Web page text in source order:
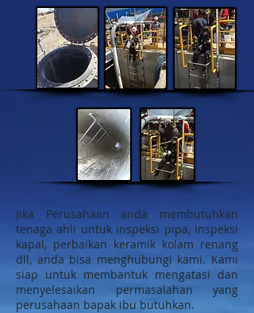
Jika Perusahaan anda membutuhkan
tenaga ahli untuk inspeksi pipa, Inspeksi
kapal, perbaikan keramik kolam renang
dll, anda bisa menghubungi kami. Kami
siap untuk membantuk mengatasi dan
menyelesaikan permasalahan yang
perusahaan bapak ibu butuhkan.